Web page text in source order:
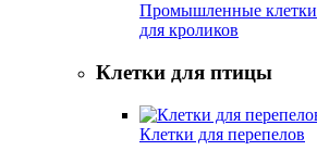
Промышленные клетки
для кроликов
Клетки для птицы
Клетки для перепелов